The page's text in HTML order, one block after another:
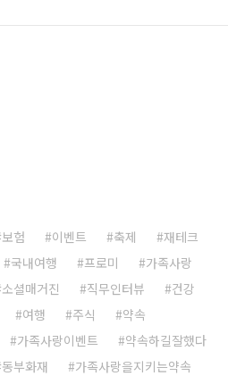
보험 이벤트 축제
재테크
국내여행 프로미
가족사랑
소셜매거진 직무인터뷰
건강
여행 주식
약속
가족사랑이벤트
약속하길잘했다
동부화재 가족사랑을지키는약속